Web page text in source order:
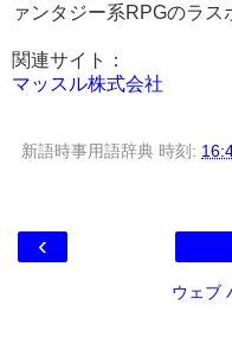
ァンタジー系RPGのラス
関連サイト：
マッスル株式会社
新語時事用語辞典 時刻:
‹
ウェブ